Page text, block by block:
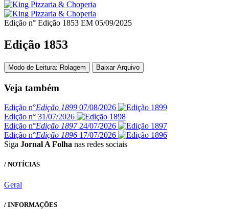
Edição n° Edição 1853 EM 05/09/2025
Edição 1853
Modo de Leitura: Rolagem Baixar Arquivo
Veja também
Edição n°Edição 1899 07/08/2026
Edição n° 31/07/2026
Edição n°Edição 1897 24/07/2026
Edição n°Edição 1896 17/07/2026
Siga Jornal A Folha nas redes sociais
/ NOTÍCIAS
Geral
/ INFORMAÇÕES